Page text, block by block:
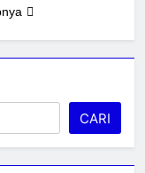
CARI